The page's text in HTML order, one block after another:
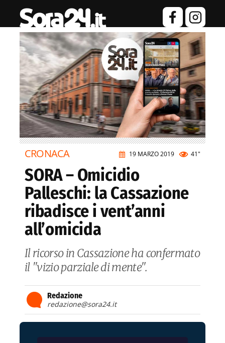
19 MARZO 2019 41"
CRONACA
SORA – Omicidio
Palleschi: la Cassazione
ribadisce i vent’anni
all’omicida
Il ricorso in Cassazione ha confermato
il "vizio parziale di mente".
Redazione
redazione@sora24.it